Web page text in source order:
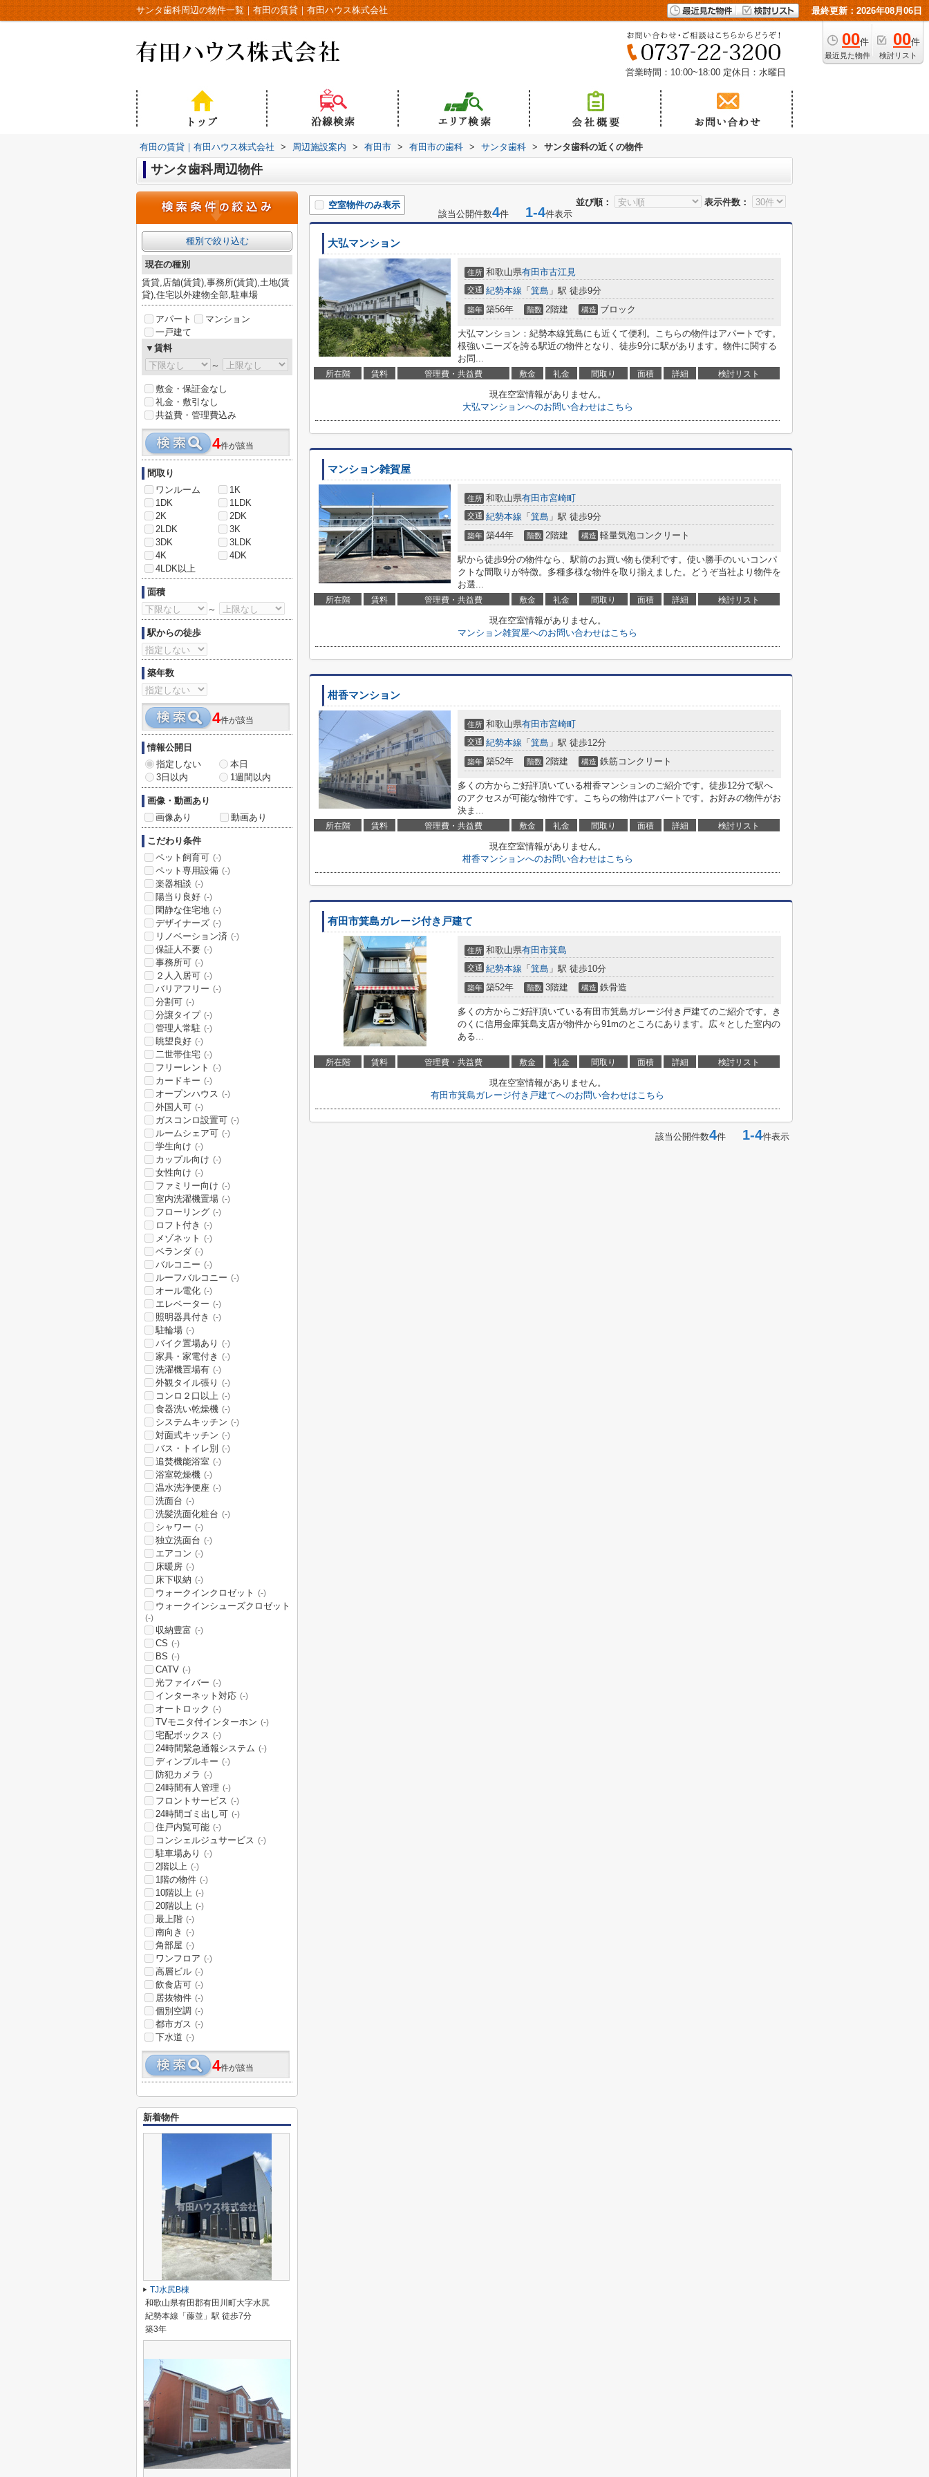
サンタ歯科周辺の物件一覧｜有田の賃貸｜有田ハウス株式会社 最終更新：2026年08月06日
00件
最近見た物件
00件
検討リスト
営業時間：10:00~18:00 定休日：水曜日
有田の賃貸｜有田ハウス株式会社 > 周辺施設案内 > 有田市 > 有田市の歯科 > サンタ歯科 > サンタ歯科の近くの物件
サンタ歯科周辺物件
並び順： 表示件数：
空室物件のみ表示
該当公開件数4件 1-4件表示
大弘マンション
住所 和歌山県有田市古江見
交通 紀勢本線 「 箕島 」駅 徒歩9分
築年 築56年 階数 2階建 構造 ブロック
大弘マンション：紀勢本線箕島にも近くて便利。こちらの物件はアパートです。
根強いニーズを誇る駅近の物件となり、徒歩9分に駅があります。物件に関する
お問...
所在階 賃料 管理費・共益費 敷金 礼金 間取り 面積 詳細 検討リスト
現在空室情報がありません。
大弘マンションへのお問い合わせはこちら
マンション雑賀屋
住所 和歌山県有田市宮崎町
交通 紀勢本線 「 箕島 」駅 徒歩9分
築年 築44年 階数 2階建 構造 軽量気泡コンクリート
駅から徒歩9分の物件なら、駅前のお買い物も便利です。使い勝手のいいコンパ
クトな間取りが特徴。多種多様な物件を取り揃えました。どうぞ当社より物件を
お選...
所在階 賃料 管理費・共益費 敷金 礼金 間取り 面積 詳細 検討リスト
現在空室情報がありません。
マンション雑賀屋へのお問い合わせはこちら
柑香マンション
住所 和歌山県有田市宮崎町
交通 紀勢本線 「 箕島 」駅 徒歩12分
築年 築52年 階数 2階建 構造 鉄筋コンクリート
多くの方からご好評頂いている柑香マンションのご紹介です。徒歩12分で駅へ
のアクセスが可能な物件です。こちらの物件はアパートです。お好みの物件がお
決ま...
所在階 賃料 管理費・共益費 敷金 礼金 間取り 面積 詳細 検討リスト
現在空室情報がありません。
柑香マンションへのお問い合わせはこちら
有田市箕島ガレージ付き戸建て
住所 和歌山県有田市箕島
交通 紀勢本線 「 箕島 」駅 徒歩10分
築年 築52年 階数 3階建 構造 鉄骨造
多くの方からご好評頂いている有田市箕島ガレージ付き戸建てのご紹介です。き
のくに信用金庫箕島支店が物件から91mのところにあります。広々とした室内の
ある...
所在階 賃料 管理費・共益費 敷金 礼金 間取り 面積 詳細 検討リスト
現在空室情報がありません。
有田市箕島ガレージ付き戸建てへのお問い合わせはこちら
該当公開件数4件 1-4件表示
種別で絞り込む
現在の種別
賃貸,店舗(賃貸),事務所(賃貸),土地(賃
貸),住宅以外建物全部,駐車場
アパート
マンション
一戸建て
▼賃料
～
敷金・保証金なし
礼金・敷引なし
共益費・管理費込み
4件が該当
間取り
ワンルーム
1K
1DK
1LDK
2K
2DK
2LDK
3K
3DK
3LDK
4K
4DK
4LDK以上
面積
～
駅からの徒歩
築年数
4件が該当
情報公開日
指定しない
本日
3日以内
1週間以内
画像・動画あり
画像あり
動画あり
こだわり条件
ペット飼育可 (-)
ペット専用設備 (-)
楽器相談 (-)
陽当り良好 (-)
閑静な住宅地 (-)
デザイナーズ (-)
リノベーション済 (-)
保証人不要 (-)
事務所可 (-)
２人入居可 (-)
バリアフリー (-)
分割可 (-)
分譲タイプ (-)
管理人常駐 (-)
眺望良好 (-)
二世帯住宅 (-)
フリーレント (-)
カードキー (-)
オープンハウス (-)
外国人可 (-)
ガスコンロ設置可 (-)
ルームシェア可 (-)
学生向け (-)
カップル向け (-)
女性向け (-)
ファミリー向け (-)
室内洗濯機置場 (-)
フローリング (-)
ロフト付き (-)
メゾネット (-)
ベランダ (-)
バルコニー (-)
ルーフバルコニー (-)
オール電化 (-)
エレベーター (-)
照明器具付き (-)
駐輪場 (-)
バイク置場あり (-)
家具・家電付き (-)
洗濯機置場有 (-)
外観タイル張り (-)
コンロ２口以上 (-)
食器洗い乾燥機 (-)
システムキッチン (-)
対面式キッチン (-)
バス・トイレ別 (-)
追焚機能浴室 (-)
浴室乾燥機 (-)
温水洗浄便座 (-)
洗面台 (-)
洗髪洗面化粧台 (-)
シャワー (-)
独立洗面台 (-)
エアコン (-)
床暖房 (-)
床下収納 (-)
ウォークインクロゼット (-)
ウォークインシューズクロゼット
(-)
収納豊富 (-)
CS (-)
BS (-)
CATV (-)
光ファイバー (-)
インターネット対応 (-)
オートロック (-)
TVモニタ付インターホン (-)
宅配ボックス (-)
24時間緊急通報システム (-)
ディンプルキー (-)
防犯カメラ (-)
24時間有人管理 (-)
フロントサービス (-)
24時間ゴミ出し可 (-)
住戸内覧可能 (-)
コンシェルジュサービス (-)
駐車場あり (-)
2階以上 (-)
1階の物件 (-)
10階以上 (-)
20階以上 (-)
最上階 (-)
南向き (-)
角部屋 (-)
ワンフロア (-)
高層ビル (-)
飲食店可 (-)
居抜物件 (-)
個別空調 (-)
都市ガス (-)
下水道 (-)
4件が該当
新着物件
TJ水尻B棟
和歌山県有田郡有田川町大字水尻
紀勢本線「藤並」駅 徒歩7分
築3年